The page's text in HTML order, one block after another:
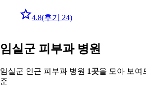
4.8(후기 24)
임실군 피부과 병원
임실군 인근 피부과 병원 1곳을 모아 보여
준